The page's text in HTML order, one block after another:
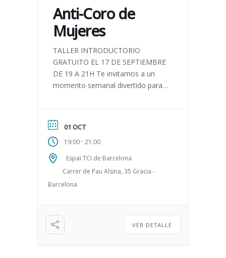
Anti-Coro de
Mujeres
TALLER INTRODUCTORIO
GRATUITO EL 17 DE SEPTIEMBRE
DE 19 A 21H Te invitamos a un
momento semanal divertido para
expresarlas […]
01 OCT
19:00-21:00
Espai TCI de Barcelona
Carrer de Pau Alsina, 35 Gracia -
Barcelona
VER DETALLE